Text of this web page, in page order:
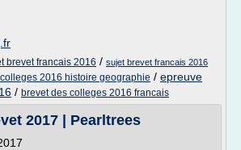
brevet francais 2016 / sujet brevet francais 2016
2016 histoire geographie / epreuve
/ brevet des colleges 2016 francais
2017 | Pearltrees